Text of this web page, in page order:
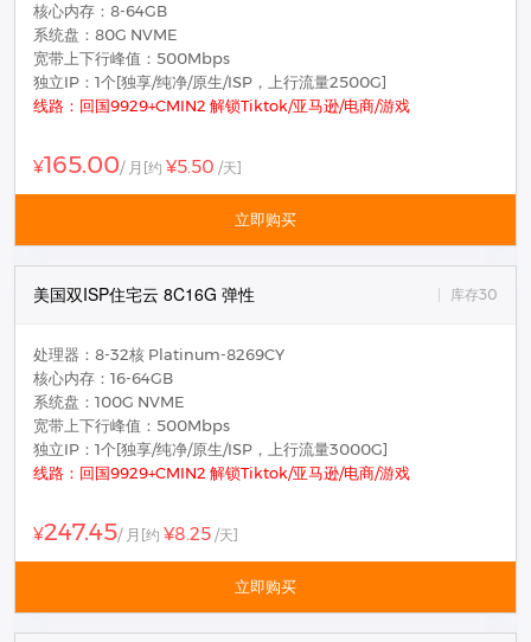
核心内存：8-64GB
系统盘：80G NVME
宽带上下行峰值：500Mbps
独立IP：1个[独享/纯净/原生/ISP，上行流量2500G]
线路：回国9929+CMIN2 解锁Tiktok/亚马逊/电商/游戏
¥165.00/ 月 [约 ¥5.50 /天]
立即购买
美国双ISP住宅云 8C16G 弹性 库存30
处理器：8-32核 Platinum-8269CY
核心内存：16-64GB
系统盘：100G NVME
宽带上下行峰值：500Mbps
独立IP：1个[独享/纯净/原生/ISP，上行流量3000G]
线路：回国9929+CMIN2 解锁Tiktok/亚马逊/电商/游戏
¥247.45/ 月 [约 ¥8.25 /天]
立即购买